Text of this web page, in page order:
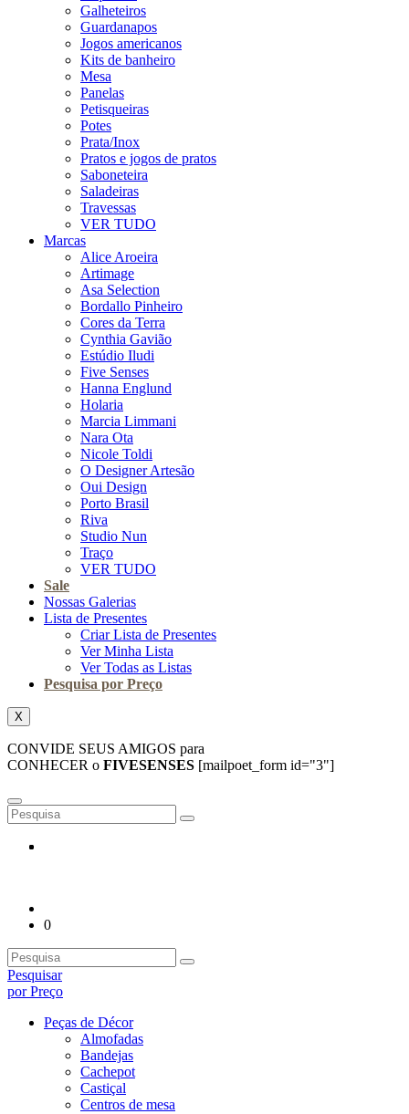
Galheteiros
Guardanapos
Jogos americanos
Kits de banheiro
Mesa
Panelas
Petisqueiras
Potes
Prata/Inox
Pratos e jogos de pratos
Saboneteira
Saladeiras
Travessas
VER TUDO
Marcas
Alice Aroeira
Artimage
Asa Selection
Bordallo Pinheiro
Cores da Terra
Cynthia Gavião
Estúdio Iludi
Five Senses
Hanna Englund
Holaria
Marcia Limmani
Nara Ota
Nicole Toldi
O Designer Artesão
Oui Design
Porto Brasil
Riva
Studio Nun
Traço
VER TUDO
Sale
Nossas Galerias
Lista de Presentes
Criar Lista de Presentes
Ver Minha Lista
Ver Todas as Listas
Pesquisa por Preço
X
CONVIDE SEUS AMIGOS para
CONHECER o FIVESENSES [mailpoet_form id="3"]
0
Pesquisar
por Preço
Peças de Décor
Almofadas
Bandejas
Cachepot
Castiçal
Centros de mesa